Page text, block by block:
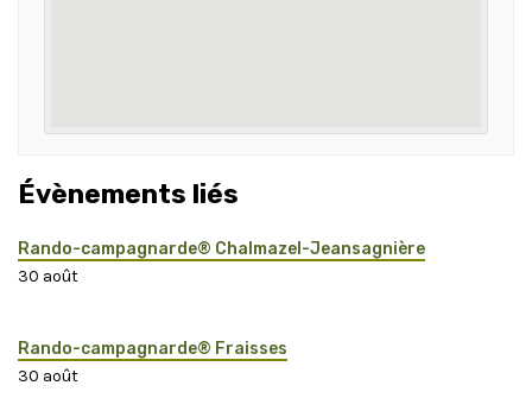
Évènements liés
Rando-campagnarde® Chalmazel-Jeansagnière
30 août
Rando-campagnarde® Fraisses
30 août